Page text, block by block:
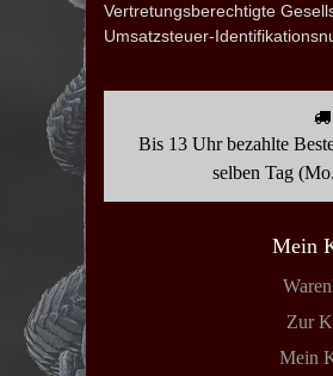
Vertretungsberechtigte
Umsatzsteuer-
Bis 13 Uhr bezahlte
selben Tag
Mein
Zur
Mein